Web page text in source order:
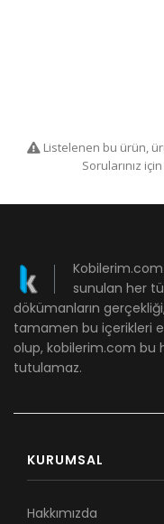
Listelenen bu ürün,
Sorularınız
sunulan her
dökümanların
tamamen bu içerikleri
olup, kobilerim.com bu
tutulamaz.
KURUMSAL
Hakkımızda